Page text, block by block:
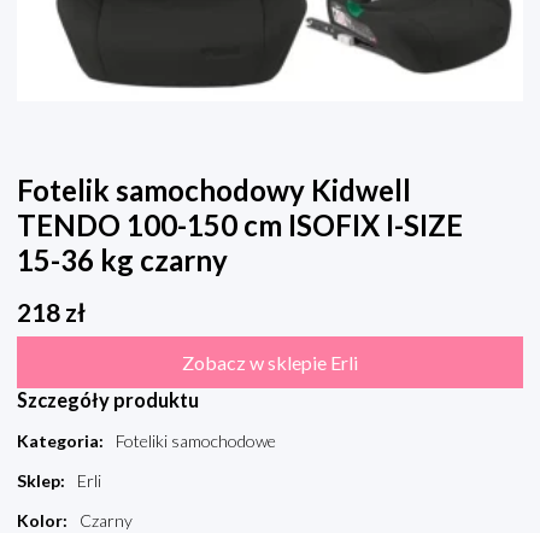
Fotelik samochodowy Kidwell
TENDO 100-150 cm ISOFIX I-SIZE
15-36 kg czarny
218 zł
Zobacz w sklepie Erli
Szczegóły produktu
Kategoria:
Foteliki samochodowe
Sklep:
Erli
Kolor:
Czarny